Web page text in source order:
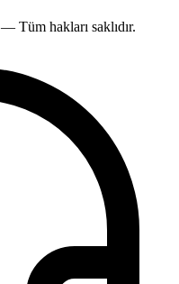
— Tüm hakları saklıdır.